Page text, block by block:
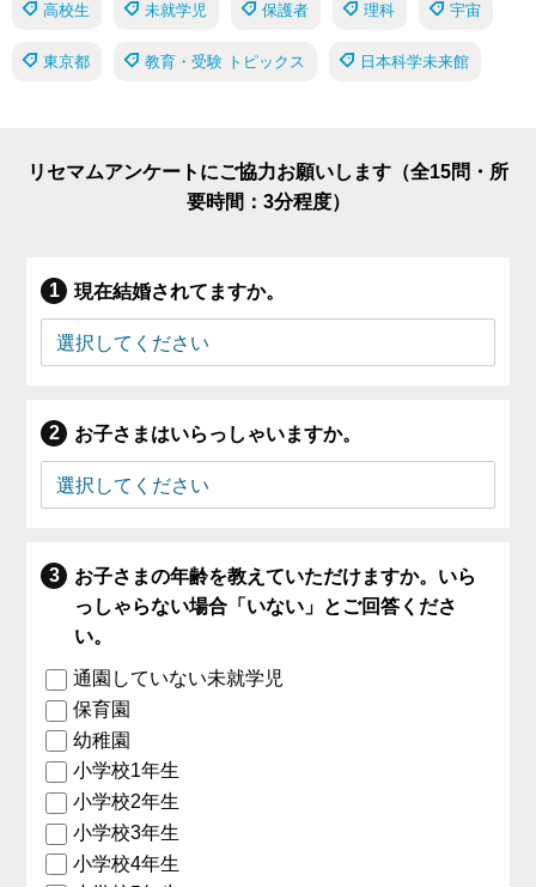
高校生 未就学児 保護者 理科 宇宙
東京都 教育・受験 トピックス 日本科学未来館
リセマムアンケートにご協力お願いします（全15問・所
要時間：3分程度）
現在結婚されてますか。
お子さまはいらっしゃいますか。
お子さまの年齢を教えていただけますか。いら
っしゃらない場合「いない」とご回答くださ
い。
通園していない未就学児
保育園
幼稚園
小学校1年生
小学校2年生
小学校3年生
小学校4年生